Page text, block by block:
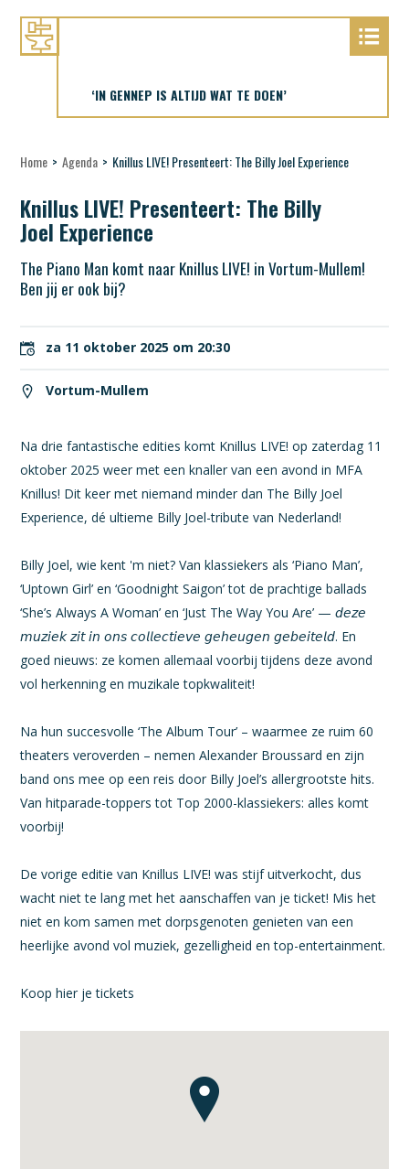
‘IN GENNEP IS ALTIJD WAT TE DOEN’
Home > Agenda > Knillus LIVE! Presenteert: The Billy Joel Experience
Knillus LIVE! Presenteert: The Billy
Joel Experience
The Piano Man komt naar Knillus LIVE! in Vortum-Mullem!
Ben jij er ook bij?
za 11 oktober 2025 om 20:30
Vortum-Mullem
Na drie fantastische edities komt Knillus LIVE! op zaterdag 11
oktober 2025 weer met een knaller van een avond in MFA
Knillus! Dit keer met niemand minder dan The Billy Joel
Experience, dé ultieme Billy Joel-tribute van Nederland!
Billy Joel, wie kent 'm niet? Van klassiekers als ‘Piano Man’,
‘Uptown Girl’ en ‘Goodnight Saigon’ tot de prachtige ballads
‘She’s Always A Woman’ en ‘Just The Way You Are’ — 𝘥𝘦𝘻𝘦
𝘮𝘶𝘻𝘪𝘦𝘬 𝘻𝘪𝘵 𝘪𝘯 𝘰𝘯𝘴 𝘤𝘰𝘭𝘭𝘦𝘤𝘵𝘪𝘦𝘷𝘦 𝘨𝘦𝘩𝘦𝘶𝘨𝘦𝘯 𝘨𝘦𝘣𝘦𝘪𝘵𝘦𝘭𝘥. En
goed nieuws: ze komen allemaal voorbij tijdens deze avond
vol herkenning en muzikale topkwaliteit!
Na hun succesvolle ‘The Album Tour’ – waarmee ze ruim 60
theaters veroverden – nemen Alexander Broussard en zijn
band ons mee op een reis door Billy Joel’s allergrootste hits.
Van hitparade-toppers tot Top 2000-klassiekers: alles komt
voorbij!
De vorige editie van Knillus LIVE! was stijf uitverkocht, dus
wacht niet te lang met het aanschaffen van je ticket! Mis het
niet en kom samen met dorpsgenoten genieten van een
heerlijke avond vol muziek, gezelligheid en top-entertainment.
Koop hier je tickets